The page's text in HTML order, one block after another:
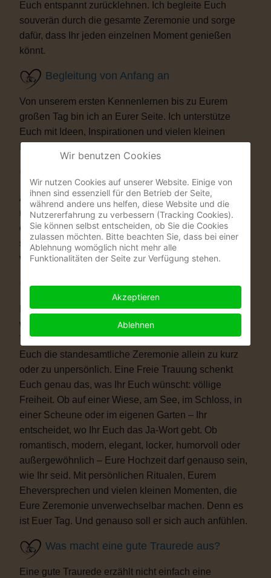
Euch entspannt zurücklehnen. Ich begleite Euch
souverän durch die gesamte Zeremonie und sorge
dafür, dass Ihr jeden einzelnen Moment genießen
könnt.
Begleitung von Anfang an
Von unserem ersten Kennenlernen bis zu Eurem
großen Tag bin ich an Eurer Seite. Ich unterstütze
Euch mit Ideen, Inspirationen und vielen kleinen
Auf Wunsch bereichere ich Eure Zeremonie mit
musikalischen oder künstlerischen Elementen. Als
ehemaliger Musicaldarsteller und Sänger entstehen
so Momente, die Eure Gäste garantiert nicht
vergessen werden.
Warum eine Freie Trauung?
Immer mehr Paare wünschen sich eine Hochzeit, die
wirklich zu ihnen passt. Vielleicht ist eine kirchliche
Trauung nicht das Richtige für Euch. Vielleicht ist
Euch die standesamtliche Zeremonie allein zu kurz
oder zu unpersönlich. Eine Freie Trauung schenkt
Euch genau das, was Ihr Euch wünscht: völlige
Freiheit. Ob auf einer Wiese, am See, im Schloss, in
einer Scheune oder im eigenen Garten – Ihr
entscheidet, wo Ihr Euch das Ja-Wort gebt. Ob
romantisch, modern, elegant, locker, humorvoll oder
außergewöhnlich – Eure Hochzeit darf genauso sein,
wie Ihr seid. Mit persönlichen Ritualen, Eurem
Eheversprechen und vielen kleinen Momenten, die
Eure Zeremonie unverwechselbar machen. Denn es
ist Euer Tag. Und genauso soll er sich auch anfühlen.
Was macht eine gute Traurede aus?
Eine gute Traurede erzählt nicht einfach eine
Wir benutzen Cookies
Wir nutzen Cookies auf unserer Website. Einige von
ihnen sind essenziell für den Betrieb der Seite,
während andere uns helfen, diese Website und die
Nutzererfahrung zu verbessern (Tracking Cookies).
Sie können selbst entscheiden, ob Sie die Cookies
zulassen möchten. Bitte beachten Sie, dass bei einer
Ablehnung womöglich nicht mehr alle
Funktionalitäten der Seite zur Verfügung stehen.
Akzeptieren
Ablehnen